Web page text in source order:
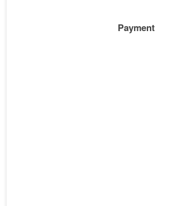
Payment